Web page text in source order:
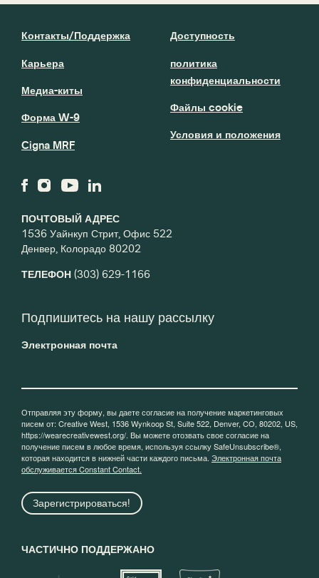
ПОЧТОВЫЙ АДРЕС
1536 Уайнкуп Стрит, Офис 522
Денвер, Колорадо 80202
ТЕЛЕФОН (303) 629-1166
Контакты/Поддержка
Карьера
Медиа-киты
Форма W-9
Cigna MRF
Доступность
политика
конфиденциальности
Файлы cookie
Условия и положения
Подпишитесь на нашу рассылку
Электронная почта
Отправляя эту форму, вы даете согласие на получение маркетинговых
писем от: Creative West, 1536 Wynkoop St, Suite 522, Denver, CO, 80202, US,
https://wearecreativewest.org/. Вы можете отозвать свое согласие на
получение писем в любое время, используя ссылку SafeUnsubscribe®,
которая находится в нижней части каждого письма. Электронная почта
обслуживается Constant Contact.
Зарегистрироваться!
ЧАСТИЧНО ПОДДЕРЖАНО